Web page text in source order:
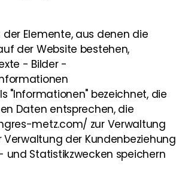
Elemente, aus denen die
der Website bestehen,
- Bilder -
"Informationen" bezeichnet, die
Daten entsprechen, die
metz.com/ zur Verwaltung
Verwaltung der Kundenbeziehung
und Statistikzwecken speichern